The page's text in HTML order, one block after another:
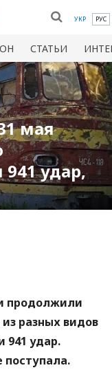
УКР РУС
СТАТЬИ
мая
удар,
продолжили
разных видов
941 удар.